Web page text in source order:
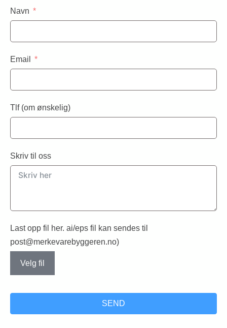
Navn
Email
Tlf (om ønskelig)
Skriv til oss
Last opp fil her. ai/eps fil kan sendes til
post@merkevarebyggeren.no)
Velg fil
SEND